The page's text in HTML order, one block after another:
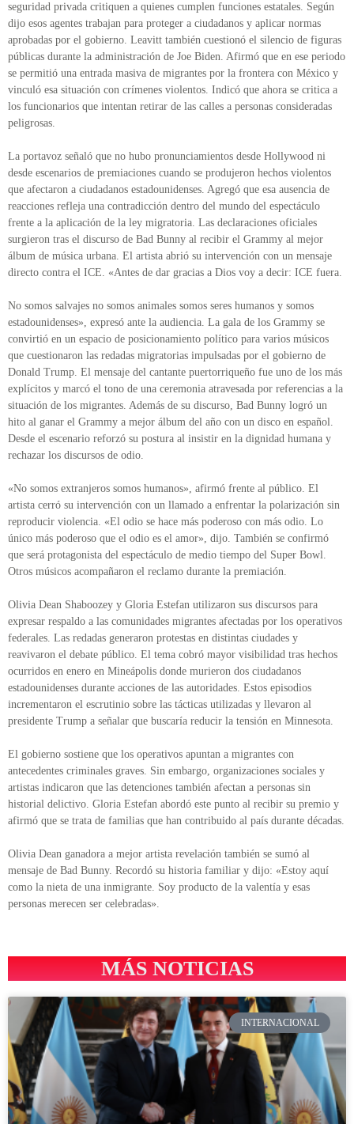
seguridad privada critiquen a quienes cumplen funciones estatales. Según
dijo esos agentes trabajan para proteger a ciudadanos y aplicar normas
aprobadas por el gobierno. Leavitt también cuestionó el silencio de figuras
públicas durante la administración de Joe Biden. Afirmó que en ese periodo
se permitió una entrada masiva de migrantes por la frontera con México y
vinculó esa situación con crímenes violentos. Indicó que ahora se critica a
los funcionarios que intentan retirar de las calles a personas consideradas
peligrosas.
La portavoz señaló que no hubo pronunciamientos desde Hollywood ni
desde escenarios de premiaciones cuando se produjeron hechos violentos
que afectaron a ciudadanos estadounidenses. Agregó que esa ausencia de
reacciones refleja una contradicción dentro del mundo del espectáculo
frente a la aplicación de la ley migratoria. Las declaraciones oficiales
surgieron tras el discurso de Bad Bunny al recibir el Grammy al mejor
álbum de música urbana. El artista abrió su intervención con un mensaje
directo contra el ICE. «Antes de dar gracias a Dios voy a decir: ICE fuera.
No somos salvajes no somos animales somos seres humanos y somos
estadounidenses», expresó ante la audiencia. La gala de los Grammy se
convirtió en un espacio de posicionamiento político para varios músicos
que cuestionaron las redadas migratorias impulsadas por el gobierno de
Donald Trump. El mensaje del cantante puertorriqueño fue uno de los más
explícitos y marcó el tono de una ceremonia atravesada por referencias a la
situación de los migrantes. Además de su discurso, Bad Bunny logró un
hito al ganar el Grammy a mejor álbum del año con un disco en español.
Desde el escenario reforzó su postura al insistir en la dignidad humana y
rechazar los discursos de odio.
«No somos extranjeros somos humanos», afirmó frente al público. El
artista cerró su intervención con un llamado a enfrentar la polarización sin
reproducir violencia. «El odio se hace más poderoso con más odio. Lo
único más poderoso que el odio es el amor», dijo. También se confirmó
que será protagonista del espectáculo de medio tiempo del Super Bowl.
Otros músicos acompañaron el reclamo durante la premiación.
Olivia Dean Shaboozey y Gloria Estefan utilizaron sus discursos para
expresar respaldo a las comunidades migrantes afectadas por los operativos
federales. Las redadas generaron protestas en distintas ciudades y
reavivaron el debate público. El tema cobró mayor visibilidad tras hechos
ocurridos en enero en Mineápolis donde murieron dos ciudadanos
estadounidenses durante acciones de las autoridades. Estos episodios
incrementaron el escrutinio sobre las tácticas utilizadas y llevaron al
presidente Trump a señalar que buscaría reducir la tensión en Minnesota.
El gobierno sostiene que los operativos apuntan a migrantes con
antecedentes criminales graves. Sin embargo, organizaciones sociales y
artistas indicaron que las detenciones también afectan a personas sin
historial delictivo. Gloria Estefan abordó este punto al recibir su premio y
afirmó que se trata de familias que han contribuido al país durante décadas.
Olivia Dean ganadora a mejor artista revelación también se sumó al
mensaje de Bad Bunny. Recordó su historia familiar y dijo: «Estoy aquí
como la nieta de una inmigrante. Soy producto de la valentía y esas
personas merecen ser celebradas».
MÁS NOTICIAS
INTERNACIONAL